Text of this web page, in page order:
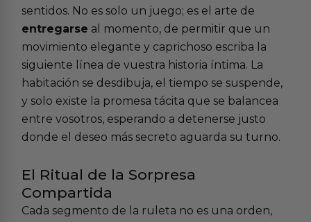
sentidos. No es solo un juego; es el arte de
entregarse al momento, de permitir que un
movimiento elegante y caprichoso escriba la
siguiente línea de vuestra historia íntima. La
habitación se desdibuja, el tiempo se suspende,
y solo existe la promesa tácita que se balancea
entre vosotros, esperando a detenerse justo
donde el deseo más secreto aguarda su turno.
El Ritual de la Sorpresa
Compartida
Cada segmento de la ruleta no es una orden,